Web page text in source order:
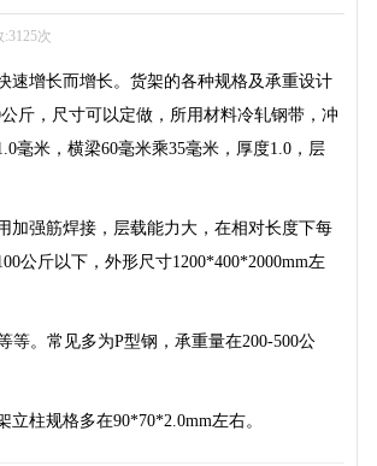
次
速增长而增长。货架的各种规格及承重设计
斤，尺寸可以定做，所用材料冷轧钢带，冲
毫米，横梁60毫米乘35毫米，厚度1.0，层
加强筋焊接，层载能力大，在相对长度下每
公斤以下，外形尺寸1200*400*2000mm左
等。常见多为P型钢，承重量在200-500公
柱规格多在90*70*2.0mm左右。